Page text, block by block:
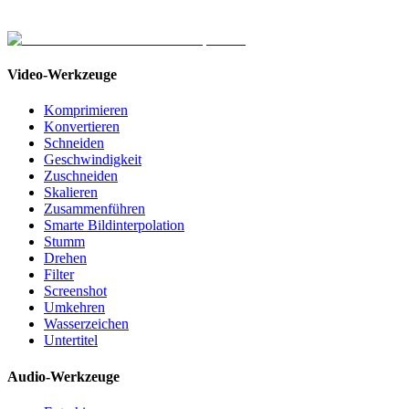
Video-Werkzeuge
Komprimieren
Konvertieren
Schneiden
Geschwindigkeit
Zuschneiden
Skalieren
Zusammenführen
Smarte Bildinterpolation
Stumm
Drehen
Filter
Screenshot
Umkehren
Wasserzeichen
Untertitel
Audio-Werkzeuge